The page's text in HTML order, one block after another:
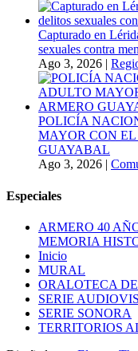
Capturado en
sexuales contra
Ago 3, 2026 |
POLICÍA
MAYOR CON
GUAYABAL
Ago 3, 2026 |
Especiales
ARMERO 40
MEMORIA
Inicio
MURAL
ORALOTECA
SERIE
SERIE SONORA
TERRITORIOS